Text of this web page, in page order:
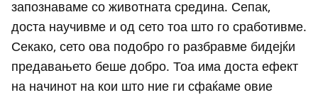
запознаваме со животната средина. Сепак,
доста научивме и од сето тоа што го сработивме.
Секако, сето ова подобро го разбравме бидејќи
предавањето беше добро. Тоа има доста ефект
на начинот на кои што ние ги сфаќаме овие